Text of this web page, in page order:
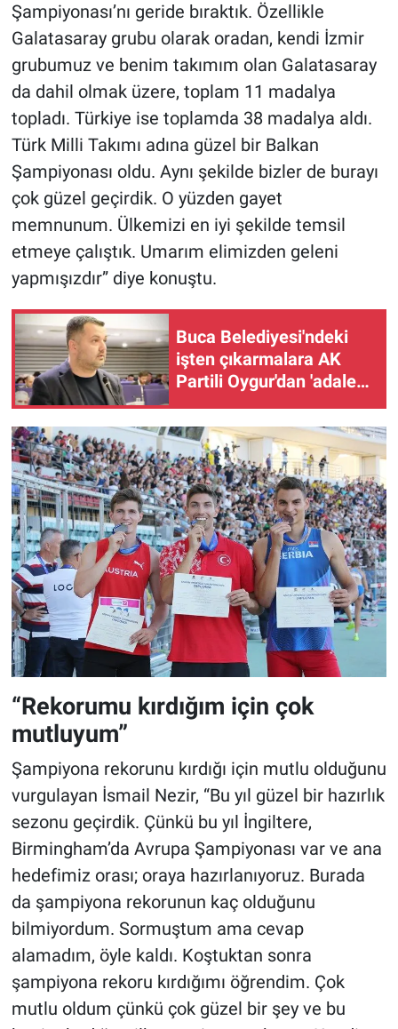
Şampiyonası’nı geride bıraktık. Özellikle
Galatasaray grubu olarak oradan, kendi İzmir
grubumuz ve benim takımım olan Galatasaray
da dahil olmak üzere, toplam 11 madalya
topladı. Türkiye ise toplamda 38 madalya aldı.
Türk Milli Takımı adına güzel bir Balkan
Şampiyonası oldu. Aynı şekilde bizler de burayı
çok güzel geçirdik. O yüzden gayet
memnunum. Ülkemizi en iyi şekilde temsil
etmeye çalıştık. Umarım elimizden geleni
yapmışızdır” diye konuştu.
Buca Belediyesi'ndeki
işten çıkarmalara AK
Partili Oygur'dan 'adalet'
tepkisi!
“Rekorumu kırdığım için çok
mutluyum”
Şampiyona rekorunu kırdığı için mutlu olduğunu
vurgulayan İsmail Nezir, “Bu yıl güzel bir hazırlık
sezonu geçirdik. Çünkü bu yıl İngiltere,
Birmingham’da Avrupa Şampiyonası var ve ana
hedefimiz orası; oraya hazırlanıyoruz. Burada
da şampiyona rekorunun kaç olduğunu
bilmiyordum. Sormuştum ama cevap
alamadım, öyle kaldı. Koştuktan sonra
şampiyona rekoru kırdığımı öğrendim. Çok
mutlu oldum çünkü çok güzel bir şey ve bu